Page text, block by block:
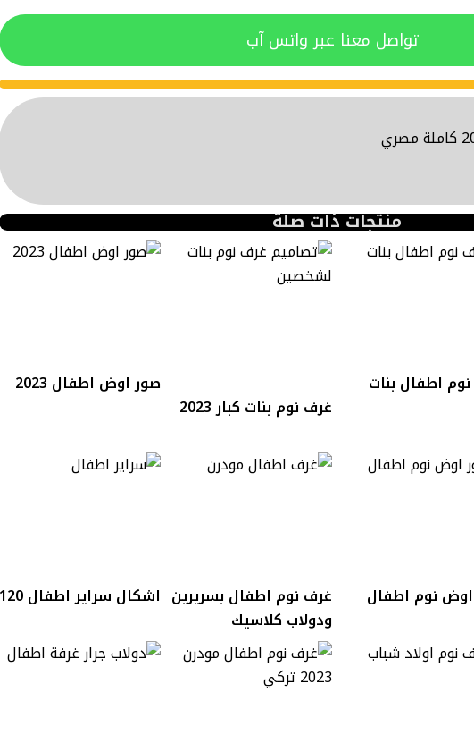
تواصل معنا عبر واتس آب
منتجات ذات صلة
اطفال بنات
غرف نوم بنات كبار 2023
صور اوض اطفال 2023
نوم اطفال
غرف نوم اطفال بسريرين
ودولاب كلاسيك
اشكال سراير اطفال 120